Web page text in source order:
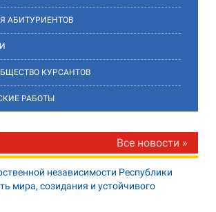
АБИТУРИЕНТОВ
КУРСАНТОВ
РАБОТЫ
Все новости »
независимости Республики
мира, созидания и устойчивого